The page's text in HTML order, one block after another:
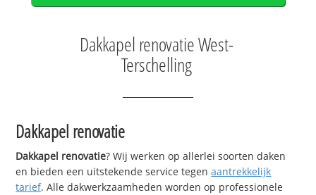
Dakkapel renovatie West-
Terschelling
Dakkapel renovatie
Dakkapel renovatie? Wij werken op allerlei soorten daken
en bieden een uitstekende service tegenaantrekkelijk
tarief. Alle dakwerkzaamheden worden op professionele